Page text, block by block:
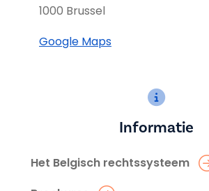
1000 Brussel
Google Maps
Informatie
Het Belgisch rechtssysteem